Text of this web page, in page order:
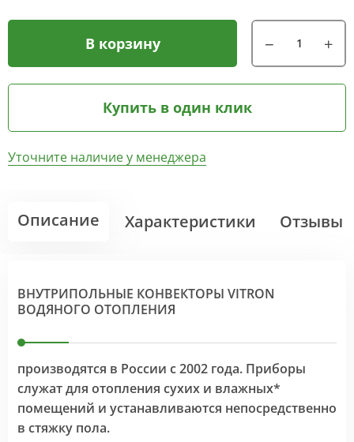
В корзину
Купить в один клик
Уточните наличие у менеджера
Описание Характеристики Отзывы
ВНУТРИПОЛЬНЫЕ КОНВЕКТОРЫ VITRON
ВОДЯНОГО ОТОПЛЕНИЯ
производятся в России с 2002 года. Приборы
служат для отопления сухих и влажных*
помещений и устанавливаются непосредственно
в стяжку пола.